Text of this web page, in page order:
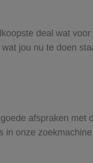
deal wat
jou nu te doen
afspraken met
in onze